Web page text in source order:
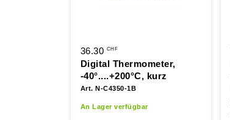
36.30 CHF
Digital Thermometer,
-40°....+200°C, kurz
Art. N-C4350-1B
An Lager verfügbar